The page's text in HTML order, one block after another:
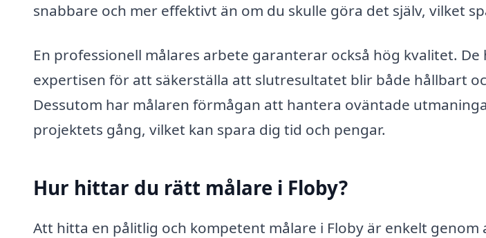
snabbare och mer effektivt än om du skulle göra det själv, vilket
En professionell målares arbete garanterar också hög kvalitet.
expertisen för att säkerställa att slutresultatet blir både hållbart
Dessutom har målaren förmågan att hantera oväntade
projektets gång, vilket kan spara dig tid och pengar.
Hur hittar du rätt målare i Floby?
Att hitta en pålitlig och kompetent målare i Floby är enkelt